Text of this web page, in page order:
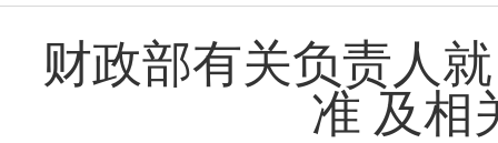
财政部有关负责人
准 及相